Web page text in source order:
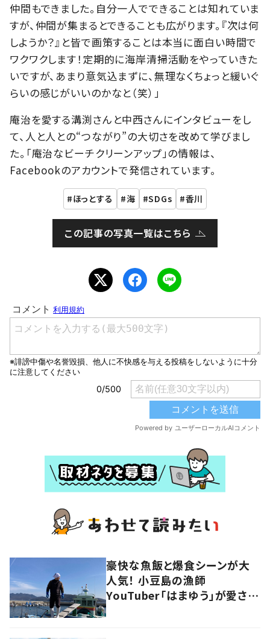
仲間もできました。自分一人でできることは知れていま
すが、仲間が集まるとできることも広がります。『次は何
しようか？』と皆で画策することは本当に面白い時間で
ワクワクします！定期的に海岸清掃活動をやっていきた
いですが、あまり意気込まずに、無理なくちょっと緩いぐ
らいの感じがいいのかなと（笑）」
庵治を愛する溝渕さんと中西さんにインタビューをし
て、人と人との“つながり”の大切さを改めて学びまし
た。「庵治なビーチクリーンアップ」の情報は、
Facebookのアカウントで発信されています。
ほっとする 海 SDGs 香川
この記事の写真一覧はこちら
豪快な魚飯と爆食シーンが大
人気！ 小豆島の漁師
YouTuber「はまゆう」が愛され